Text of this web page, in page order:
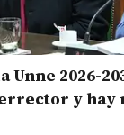
Unne 2026-
y hay